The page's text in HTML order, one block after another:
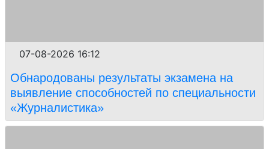
07-08-2026 16:12
Обнародованы результаты экзамена на
выявление способностей по специальности
«Журналистика»